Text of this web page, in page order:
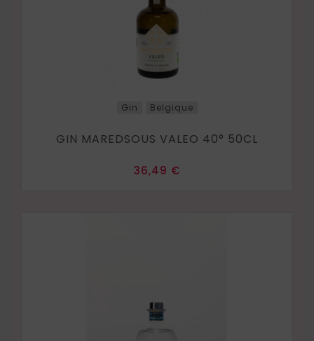
Gin Belgique
GIN MAREDSOUS VALEO 40° 50CL
Prix
36,49 €